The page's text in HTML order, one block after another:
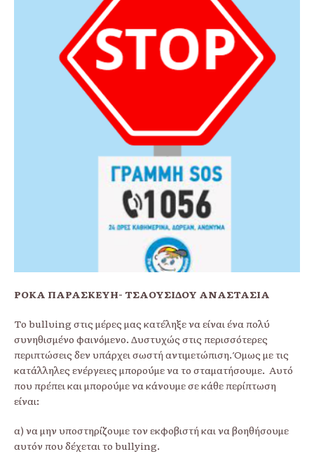
ΡΟΚΑ ΠΑΡΑΣΚΕΥΗ- ΤΣΑΟΥΣΙΔΟΥ ΑΝΑΣΤΑΣΙΑ
Το bullυing στις μέρες μας κατέληξε να είναι ένα πολύ
συνηθισμένο φαινόμενο. Δυστυχώς στις περισσότερες
περιπτώσεις δεν υπάρχει σωστή αντιμετώπιση. Όμως με τις
κατάλληλες ενέργειες μπορούμε να το σταματήσουμε. Αυτό
που πρέπει και μπορούμε να κάνουμε σε κάθε περίπτωση
είναι:
α) να μην υποστηρίζουμε τον εκφοβιστή και να βοηθήσουμε
αυτόν που δέχεται το bullying.